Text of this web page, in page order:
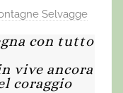
Selvagge
con tutto
vive ancora
coraggio